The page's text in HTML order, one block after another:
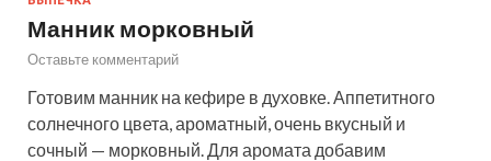
Манник морковный
Оставьте комментарий
Готовим манник на кефире в духовке. Аппетитного
солнечного цвета, ароматный, очень вкусный и
сочный — морковный. Для аромата добавим